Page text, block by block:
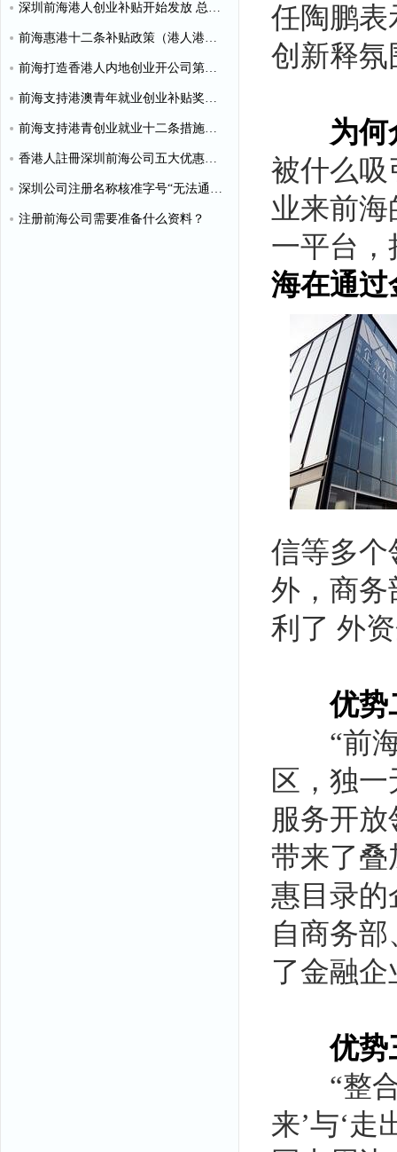
任陶鹏表
创新释氛
为何
被什么吸
业来前
一平台
海在通过
信等多个
外，商务
利了 外
优势
“前海
区，独
服务开
带来了
惠目录的
自商务
了金融
优势
“整合
来’与‘走
深圳前海港人创业补贴开始发放 总额超千万
前海惠港十二条补贴政策（港人港企补贴政策）
前海打造香港人内地创业开公司第一站
前海支持港澳青年就业创业补贴奖励申请办理清单
前海支持港青创业就业十二条措施（惠港政策原文）
香港人註冊深圳前海公司五大优惠政策
深圳公司注册名称核准字号“无法通过”怎么办？
注册前海公司需要准备什么资料？